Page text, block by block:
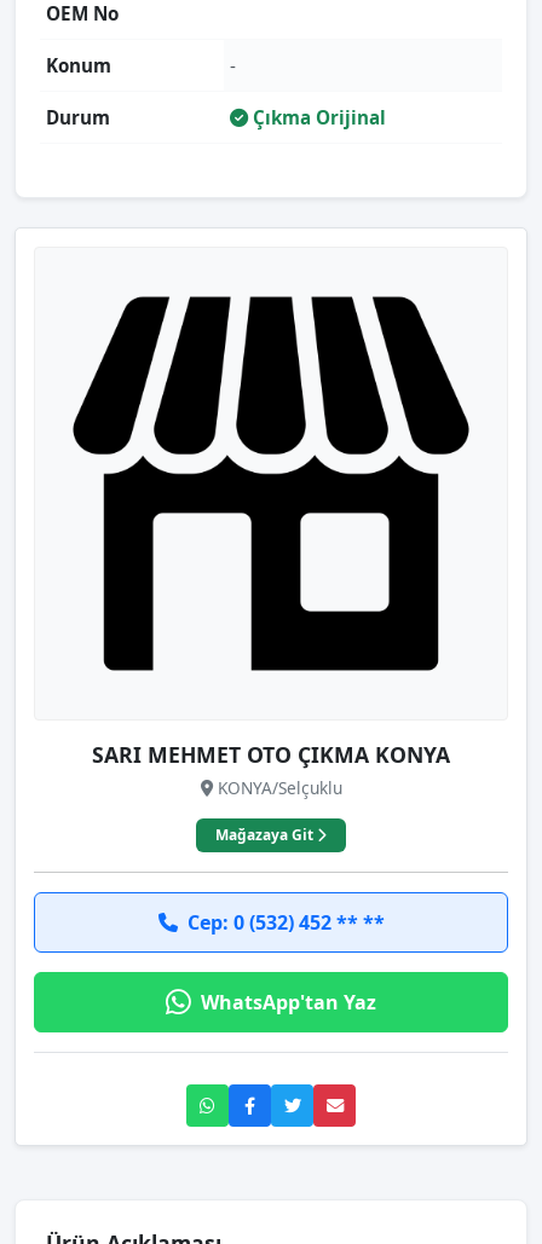
OEM No
Konum -
Durum Çıkma Orijinal
SARI MEHMET OTO ÇIKMA KONYA
KONYA/Selçuklu
Mağazaya Git
Cep: 0 (532) 452 ** **
WhatsApp'tan Yaz